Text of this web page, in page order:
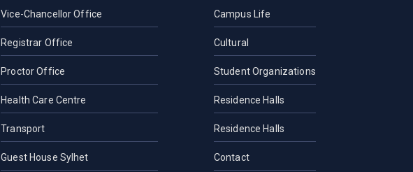
Vice-Chancellor Office
Registrar Office
Proctor Office
Health Care Centre
Transport
Guest House Sylhet
Campus Life
Cultural
Student Organizations
Residence Halls
Residence Halls
Contact